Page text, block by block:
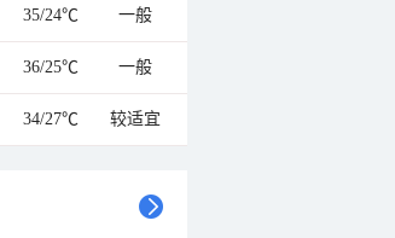
35/24℃ 一般
36/25℃ 一般
34/27℃ 较适宜